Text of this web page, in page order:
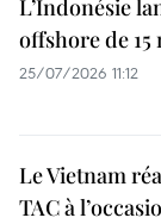
L’Indonésie
offshore de
25/07/2026 11:12
Le Vietnam
TAC à